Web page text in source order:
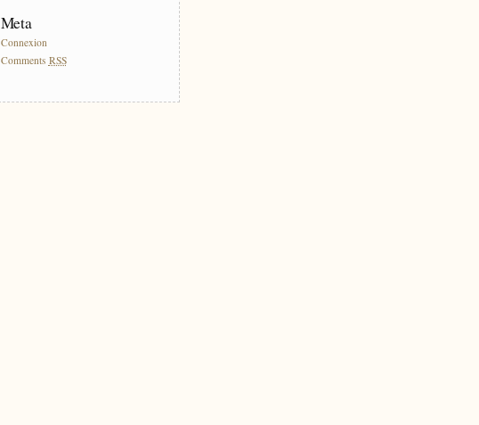
Meta
Connexion
Comments RSS